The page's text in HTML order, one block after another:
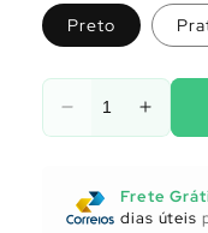
Preto
Diminuir
a
de
Utensílios
a
de
Frete
dias úteis